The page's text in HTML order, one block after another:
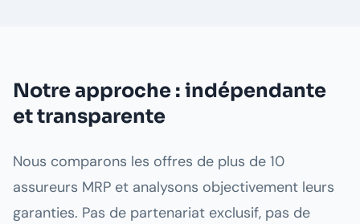
Notre approche : indépendante
et transparente
Nous comparons les offres de plus de 10
assureurs MRP et analysons objectivement leurs
garanties. Pas de partenariat exclusif, pas de